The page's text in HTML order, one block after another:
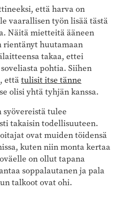
että harva on
vaarallisen työn lisää tästä
Näitä mietteitä ääneen
rientänyt huutamaan
takaa, ettei
pohtia. Siihen
ettätulisit itse tänne
olisi yhtä tyhjän kanssa.
syövereistä tulee
takaisin todellisuuteen.
ovat muiden töidensä
kuten niin monta kertaa
on ollut tapana
soppalautanen ja pala
talkoot ovat ohi.